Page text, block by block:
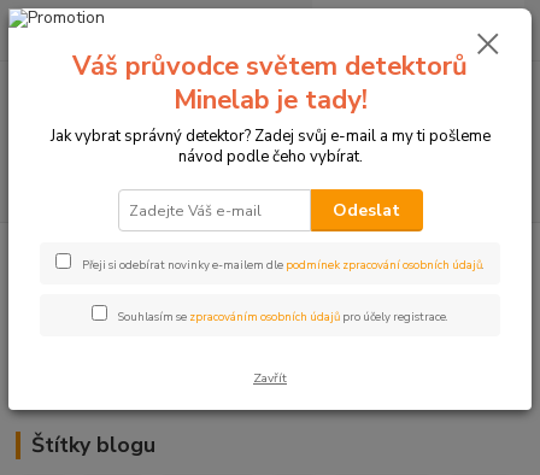
+420774877333
0 Kč
Kategorie blogu
Detektory
Štítky blogu
Váš průvodce světem detektorů
Minelab je tady!
Jak vybrat správný detektor? Zadej svůj e-mail a my ti pošleme
návod podle čeho vybírat.
Odeslat
Přeji si odebírat novinky e-mailem dle podmínek zpracování osobních údajů.
Souhlasím se zpracováním osobních údajů pro účely registrace.
Zavřít